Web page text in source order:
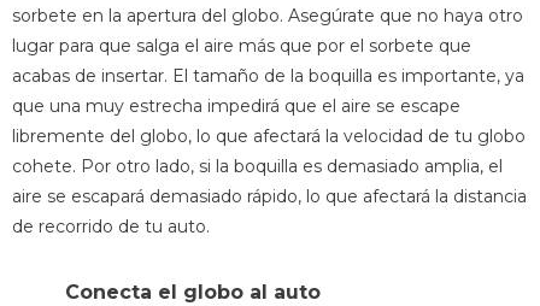
sorbete en la apertura del globo. Asegúrate que no haya otro
lugar para que salga el aire más que por el sorbete que
acabas de insertar. El tamaño de la boquilla es importante, ya
que una muy estrecha impedirá que el aire se escape
libremente del globo, lo que afectará la velocidad de tu globo
cohete. Por otro lado, si la boquilla es demasiado amplia, el
aire se escapará demasiado rápido, lo que afectará la distancia
de recorrido de tu auto.
Conecta el globo al auto